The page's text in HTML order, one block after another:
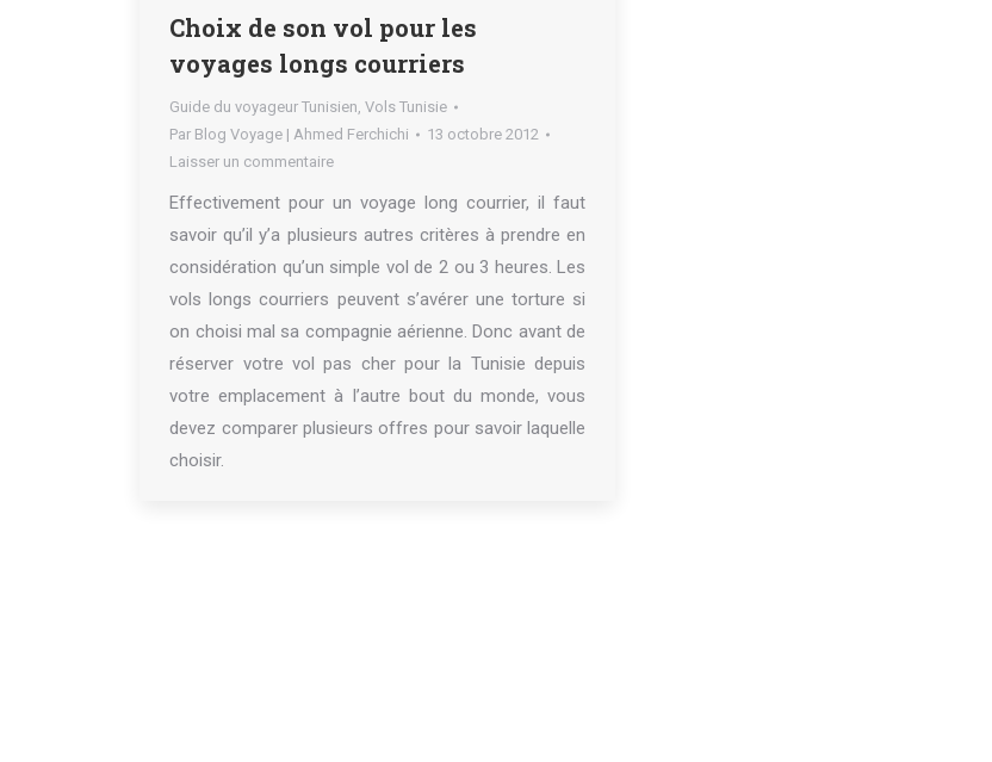
Choix de son vol pour les
voyages longs courriers
Guide du voyageur Tunisien,Vols Tunisie
Par Blog Voyage | Ahmed Ferchichi
13 octobre 2012
Laisser un commentaire
Effectivement pour un voyage long courrier, il faut
savoir qu’il y’a plusieurs autres critères à prendre en
considération qu’un simple vol de 2 ou 3 heures. Les
vols longs courriers peuvent s’avérer une torture si
on choisi mal sa compagnie aérienne. Donc avant de
réserver votre vol pas cher pour la Tunisie depuis
votre emplacement à l’autre bout du monde, vous
devez comparer plusieurs offres pour savoir laquelle
choisir.